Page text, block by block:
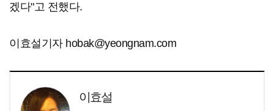
겠다"고 전했다.
이효설기자 hobak@yeongnam.com
이효설